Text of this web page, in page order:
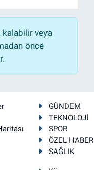
kalabilir veya
önce
GÜNDEM
TEKNOLOJİ
SPOR
ÖZEL HABER
SAĞLIK